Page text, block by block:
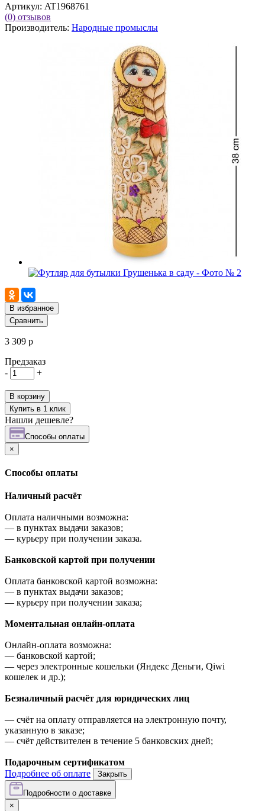
Артикул: AT1968761
(0) отзывов
Производитель: Народные промыслы
В избранное
Сравнить
3 309 р
Предзаказ
-
+
В корзину
Купить в 1 клик
Нашли дешевле?
Cпособы оплаты
×
Cпособы оплаты
Наличный расчёт
Оплата наличными возможна:
— в пунктах выдачи заказов;
— курьеру при получении заказа.
Банковской картой при получении
Оплата банковской картой возможна:
— в пунктах выдачи заказов;
— курьеру при получении заказа;
Моментальная онлайн-оплата
Онлайн-оплата возможна:
— банковской картой;
— через электронные кошельки (Яндекс Деньги, Qiwi
кошелек и др.);
Безналичный расчёт для юридических лиц
— счёт на оплату отправляется на электронную почту,
указанную в заказе;
— счёт действителен в течение 5 банковских дней;
Подарочным сертификатом
Подробнее об оплате
Закрыть
Подробности о доставке
×